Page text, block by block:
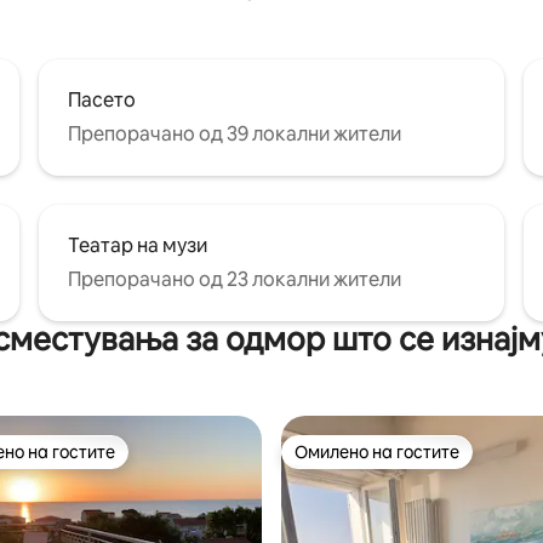
Пасето
Препорачано од 39 локални жители
Театар на музи
Препорачано од 23 локални жители
за одмор што се
„Омилени на гостите“
на гостите Омилено на гостите
Омилено на гостите